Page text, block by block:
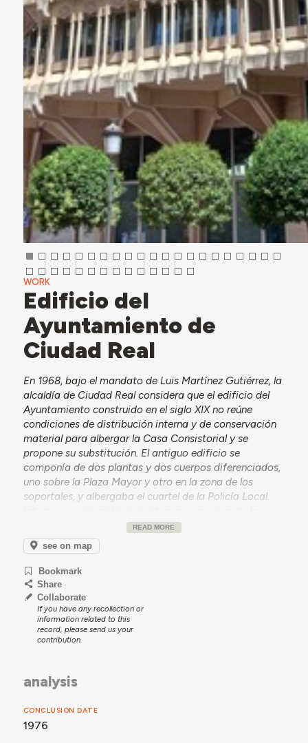
WORK
Edificio del
Ayuntamiento de
Ciudad Real
En 1968, bajo el mandato de Luis Martínez Gutiérrez, la
alcaldía de Ciudad Real considera que el edificio del
Ayuntamiento construido en el siglo XIX no reúne
condiciones de distribución interna y de conservación
material para albergar la Casa Consistorial y se
propone su substitución. El antiguo edificio se
componía de dos plantas y dos cuerpos diferenciados,
uno sobre la Plaza Mayor y otro en la zona de los
soportales, y albergaba el cuartel de la Policía Local.
reformas, el edificio había quedado superado por
impedir la distribución funcional de las actividades de
cada sección y coordinación con el público y la
fachada carecía de valor arquitectónico. Los
elementos estructurales no ofrecían signos de mal
estado, pero se consideraba que las obras de
conservación no impedirían el aparecimiento de
nuevas “lesiones” debidas a descomposiciones
internas.
operación con préstamo del Banco de Crédito Local de
España y colaborar con la Dirección General de
donde figura la financiación de la obra de Casa
READ MORE
see on map
Bookmark
Share
Collaborate
If you have any recollection or
information related to this
record, please send us your
contribution.
analysis
CONCLUSION DATE
1976